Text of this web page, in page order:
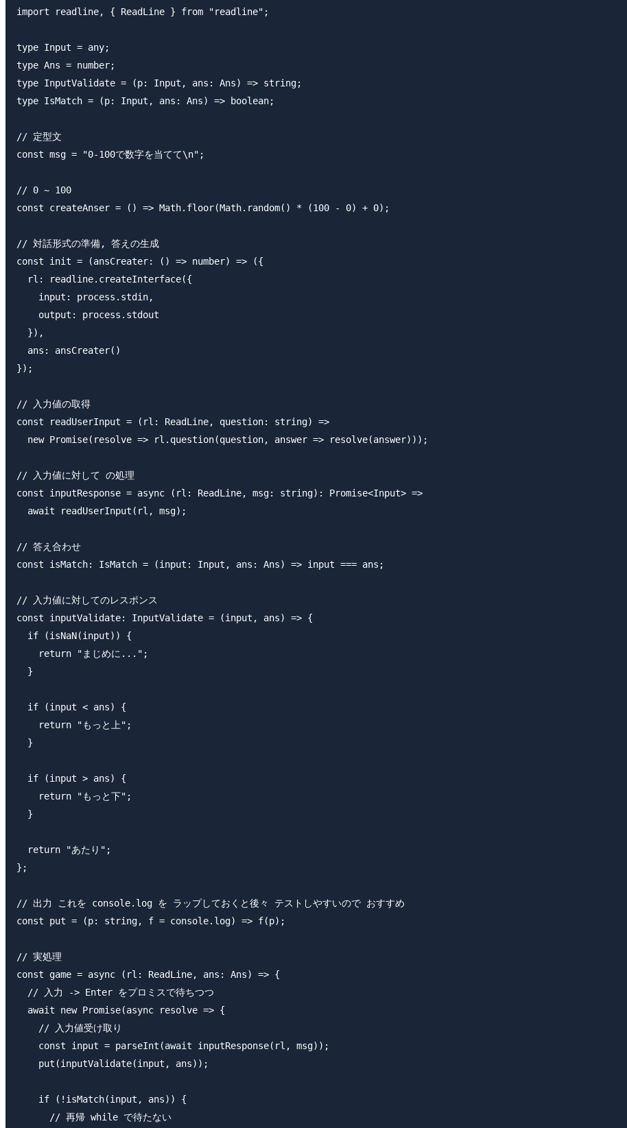
import readline, { ReadLine } from "readline";
type Input = any;
type Ans = number;
type InputValidate = (p: Input, ans: Ans) => string;
type IsMatch = (p: Input, ans: Ans) => boolean;
// 定型文
const msg = "0-100で数字を当てて\n";
// 0 ~ 100
const createAnser = () => Math.floor(Math.random() * (100 - 0) + 0);
// 対話形式の準備, 答えの生成
const init = (ansCreater: () => number) => ({
  rl: readline.createInterface({
    input: process.stdin,
    output: process.stdout
  }),
  ans: ansCreater()
});
// 入力値の取得
const readUserInput = (rl: ReadLine, question: string) =>
  new Promise(resolve => rl.question(question, answer => resolve(answer)));
// 入力値に対して の処理
const inputResponse = async (rl: ReadLine, msg: string): Promise<Input> =>
  await readUserInput(rl, msg);
// 答え合わせ
const isMatch: IsMatch = (input: Input, ans: Ans) => input === ans;
// 入力値に対してのレスポンス
const inputValidate: InputValidate = (input, ans) => {
  if (isNaN(input)) {
    return "まじめに...";
  }
  if (input < ans) {
    return "もっと上";
  }
  if (input > ans) {
    return "もっと下";
  }
  return "あたり";
};
// 出力 これを console.log を ラップしておくと後々 テストしやすいので おすすめ
const put = (p: string, f = console.log) => f(p);
// 実処理
const game = async (rl: ReadLine, ans: Ans) => {
  // 入力 -> Enter をプロミスで待ちつつ
  await new Promise(async resolve => {
    // 入力値受け取り
    const input = parseInt(await inputResponse(rl, msg));
    put(inputValidate(input, ans));
    if (!isMatch(input, ans)) {
      // 再帰 while で待たない